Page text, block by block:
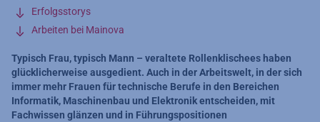
Erfolgsstorys
Arbeiten bei Mainova
Typisch Frau, typisch Mann – veraltete Rollenklischees haben
glücklicherweise ausgedient. Auch in der Arbeitswelt, in der sich
immer mehr Frauen für technische Berufe in den Bereichen
Informatik, Maschinenbau und Elektronik entscheiden, mit
Fachwissen glänzen und in Führungspositionen